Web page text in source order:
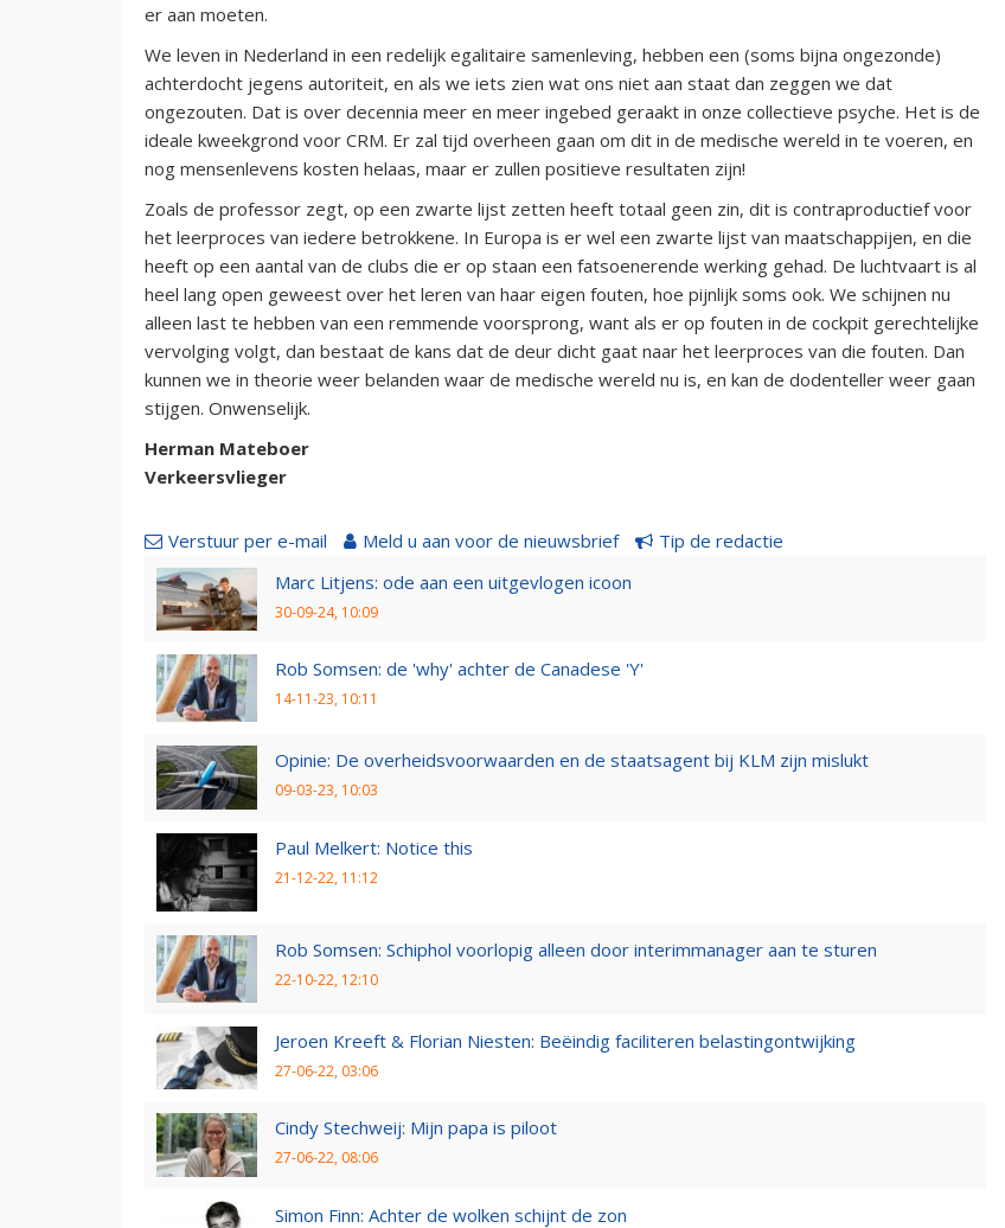
er aan moeten.
We leven in Nederland in een redelijk egalitaire samenleving, hebben een (soms bijna ongezonde)
achterdocht jegens autoriteit, en als we iets zien wat ons niet aan staat dan zeggen we dat
ongezouten. Dat is over decennia meer en meer ingebed geraakt in onze collectieve psyche. Het is de
ideale kweekgrond voor CRM. Er zal tijd overheen gaan om dit in de medische wereld in te voeren, en
nog mensenlevens kosten helaas, maar er zullen positieve resultaten zijn!
Zoals de professor zegt, op een zwarte lijst zetten heeft totaal geen zin, dit is contraproductief voor
het leerproces van iedere betrokkene. In Europa is er wel een zwarte lijst van maatschappijen, en die
heeft op een aantal van de clubs die er op staan een fatsoenerende werking gehad. De luchtvaart is al
heel lang open geweest over het leren van haar eigen fouten, hoe pijnlijk soms ook. We schijnen nu
alleen last te hebben van een remmende voorsprong, want als er op fouten in de cockpit gerechtelijke
vervolging volgt, dan bestaat de kans dat de deur dicht gaat naar het leerproces van die fouten. Dan
kunnen we in theorie weer belanden waar de medische wereld nu is, en kan de dodenteller weer gaan
stijgen. Onwenselijk.
Herman Mateboer
Verkeersvlieger
Verstuur per e-mail Meld u aan voor de nieuwsbrief
Tip de redactie
Marc Litjens: ode aan een uitgevlogen icoon
30-09-24, 10:09
Rob Somsen: de 'why' achter de Canadese 'Y'
14-11-23, 10:11
Opinie: De overheidsvoorwaarden en de staatsagent bij KLM zijn mislukt
09-03-23, 10:03
Paul Melkert: Notice this
21-12-22, 11:12
Rob Somsen: Schiphol voorlopig alleen door interimmanager aan te sturen
22-10-22, 12:10
Jeroen Kreeft & Florian Niesten: Beëindig faciliteren belastingontwijking
27-06-22, 03:06
Cindy Stechweij: Mijn papa is piloot
27-06-22, 08:06
Simon Finn: Achter de wolken schijnt de zon